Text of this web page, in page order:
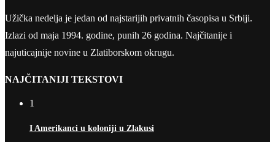
Užička nedelja je jedan od najstarijih privatnih časopisa u Srbiji.
Izlazi od maja 1994. godine, punih 26 godina. Najčitanije i
najuticajnije novine u Zlatiborskom okrugu.
NAJČITANIJI TEKSTOVI
1
I Amerikanci u koloniji u Zlakusi